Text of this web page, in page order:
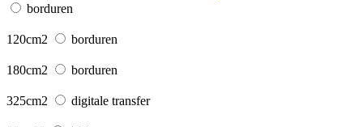
borduren
120cm2 borduren
180cm2 borduren
325cm2 digitale transfer